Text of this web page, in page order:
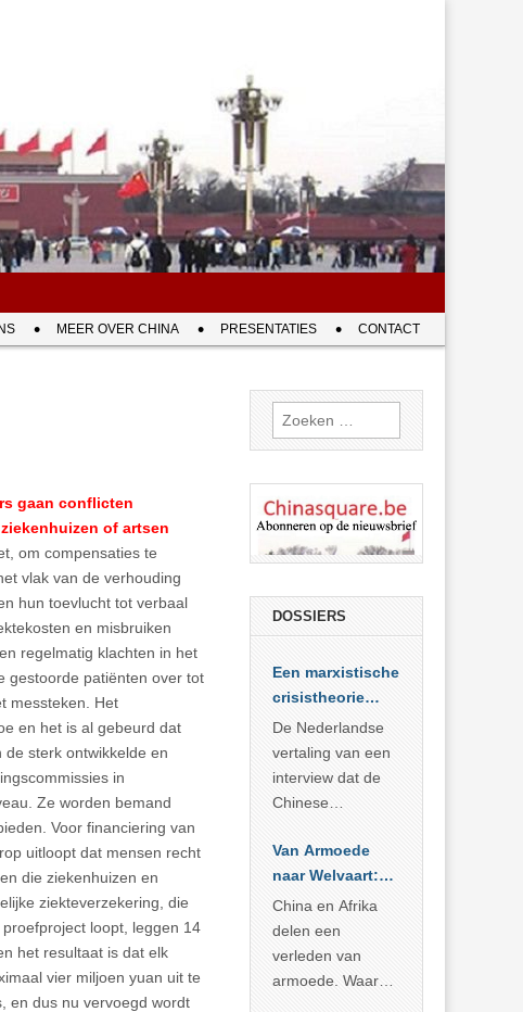
MEER OVER CHINA PRESENTATIES CONTACT
gaan conflicten
of artsen
om compensaties te
vlak van de verhouding
hun toevlucht tot verbaal
en misbruiken
regelmatig klachten in het
gestoorde patiënten over tot
messteken. Het
en het is al gebeurd dat
sterk ontwikkelde en
in
Ze worden bemand
Voor financiering van
uitloopt dat mensen recht
die ziekenhuizen en
ziekteverzekering, die
loopt, leggen 14
het resultaat is dat elk
vier miljoen yuan uit te
en dus nu vervoegd wordt
Zoeken
naar:
DOSSIERS
Een marxistische
crisistheorie
voor vandaag
De Nederlandse
vertaling van een
interview dat de
Chinese
Sociale
Wetenschappen
afnam van de
Britse
marxistische
econoom Michael
Van Armoede
naar Welvaart:
Wat Afrika kan
leren van
China’s
economisch
China en Afrika
delen een
verleden van
armoede. Waar